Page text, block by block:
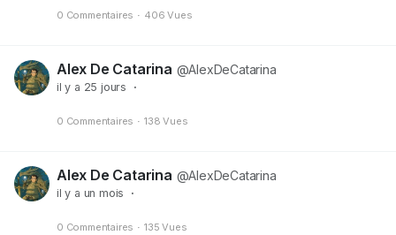
0 Commentaires · 406 Vues
Alex De Catarina @AlexDeCatarina
il y a 25 jours ·
0 Commentaires · 138 Vues
Alex De Catarina @AlexDeCatarina
il y a un mois ·
0 Commentaires · 135 Vues